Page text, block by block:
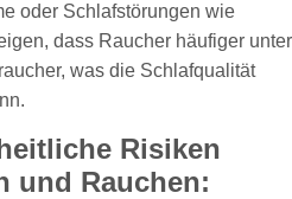
oder Schlafstörungen wie
dass Raucher häufiger unter
was die Schlafqualität
Risiken
und Rauchen: